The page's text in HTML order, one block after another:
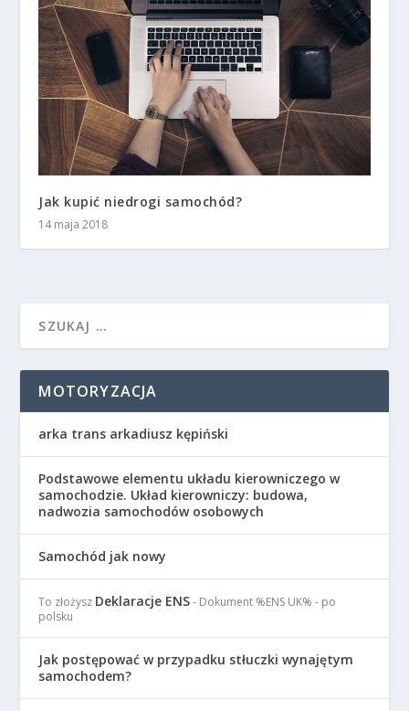
Jak kupić niedrogi samochód?
14 maja 2018
MOTORYZACJA
arka trans arkadiusz kępiński
Podstawowe elementu układu kierowniczego w
samochodzie. Układ kierowniczy: budowa,
nadwozia samochodów osobowych
Samochód jak nowy
To złożysz Deklaracje ENS- Dokument %ENS UK% - po
polsku
Jak postępować w przypadku stłuczki wynajętym
samochodem?